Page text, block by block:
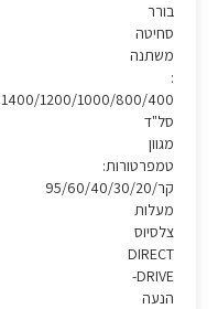
בורר
סחיטה
משתנה
:
1400/1200/1000/800/400
סל"ד
מגוון
טמפרטורות:
קר/95/60/40/30/20
מעלות
צלסיוס
DIRECT
DRIVE-
הנעה